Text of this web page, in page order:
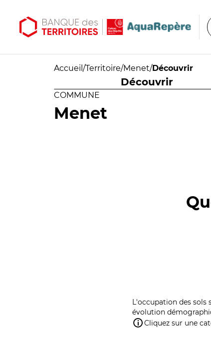
Accueil /Territoire/Menet/Découvrir
Découvrir
COMMUNE
Menet
L'occupation des sols
évolution
Cliquez sur une